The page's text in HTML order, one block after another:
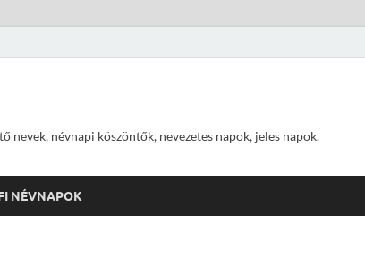
nevek, névnapi köszöntők, nevezetes napok, jeles napok.
NÉVNAPOK